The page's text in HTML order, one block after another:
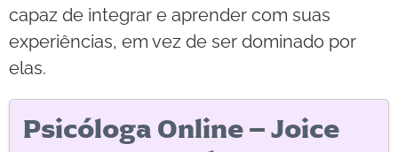
capaz de integrar e aprender com suas
experiências, em vez de ser dominado por
elas.
Psicóloga Online – Joice